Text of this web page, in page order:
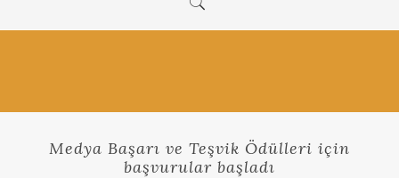
Medya Başarı ve Teşvik Ödülleri için
başvurular başladı